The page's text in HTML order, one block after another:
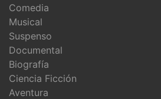
Comedia
Musical
Suspenso
Documental
Biografía
Ciencia Ficción
Aventura